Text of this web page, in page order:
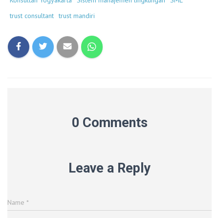
trust consultant trust mandiri
0 Comments
Leave a Reply
Name *